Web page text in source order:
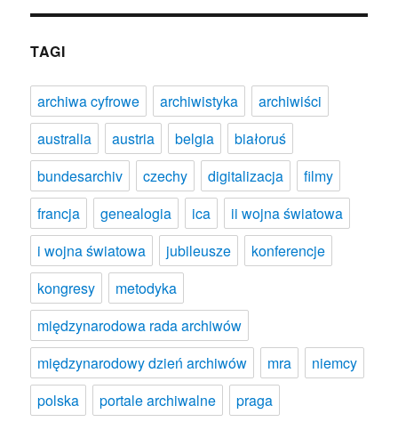
TAGI
archiwa cyfrowe archiwistyka
archiwiści
australia
austria belgia
białoruś
bundesarchiv
czechy digitalizacja
filmy
francja
genealogia ica
ii wojna światowa
i wojna światowa
jubileusze
konferencje
kongresy
metodyka
międzynarodowa rada archiwów
międzynarodowy dzień archiwów
mra
niemcy
polska
portale archiwalne praga